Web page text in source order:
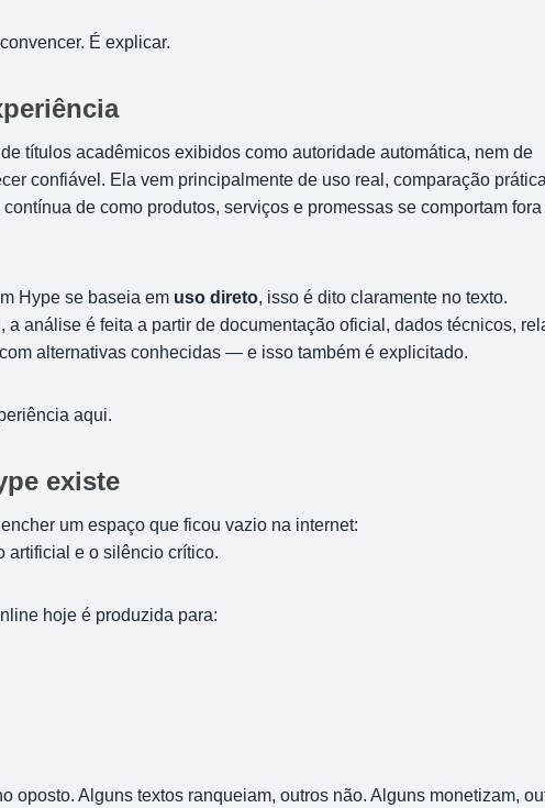
É explicar.
títulos acadêmicos exibidos como autoridade automática, nem de
confiável. Ela vem principalmente de uso real, comparação
de como produtos, serviços e promessas se comportam
Hype se baseia em uso direto, isso é dito claramente no texto.
a análise é feita a partir de documentação oficial, dados técnicos,
alternativas conhecidas — e isso também é explicitado.
aqui.
existe
um espaço que ficou vazio na internet:
artificial e o silêncio crítico.
hoje é produzida para:
oposto. Alguns textos ranqueiam, outros não. Alguns monetizam,